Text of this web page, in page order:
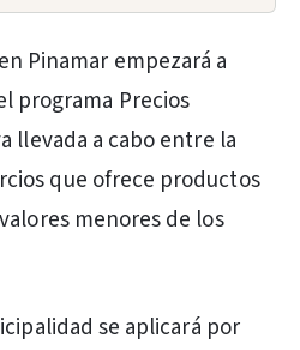
Pinamar empezará a
programa Precios
llevada a cabo entre la
que ofrece productos
menores de los
se aplicará por